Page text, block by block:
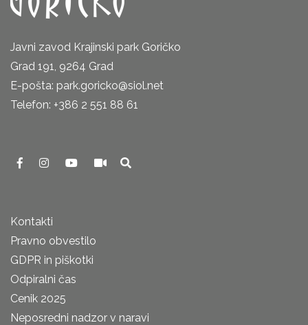
Javni zavod Krajinski park Goričko
Grad 191, 9264 Grad
E-pošta: park.goricko@siol.net
Telefon: +386 2 551 88 61
Kontakti
Pravno obvestilo
GDPR in piškotki
Odpiralni čas
Cenik 2025
Neposredni nadzor v naravi